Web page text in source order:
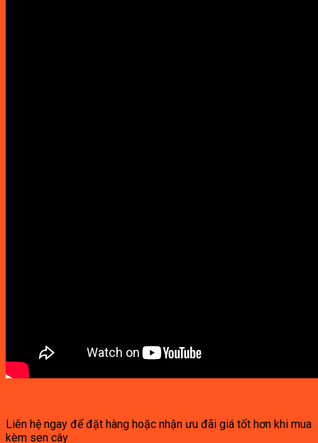
Liên hệ ngay để đặt hàng hoặc nhận ưu đãi giá tốt hơn khi mua
kèm sen cây